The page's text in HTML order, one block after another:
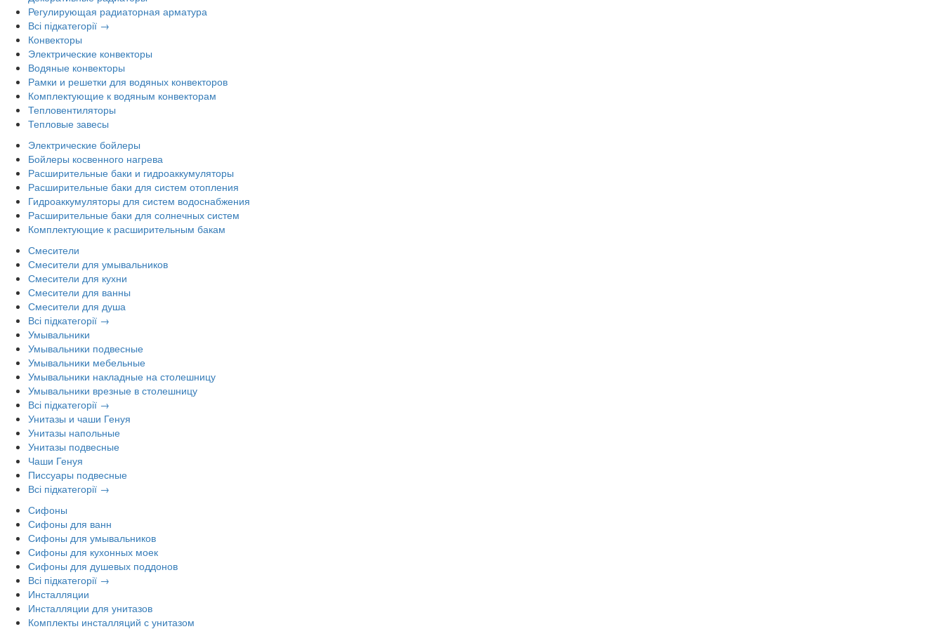
Регулирующая радиаторная арматура
Всі підкатегорії →
Конвекторы
Электрические конвекторы
Водяные конвекторы
Рамки и решетки для водяных конвекторов
Комплектующие к водяным конвекторам
Тепловентиляторы
Тепловые завесы
Электрические бойлеры
Бойлеры косвенного нагрева
Расширительные баки и гидроаккумуляторы
Расширительные баки для систем отопления
Гидроаккумуляторы для систем водоснабжения
Расширительные баки для солнечных систем
Комплектующие к расширительным бакам
Смесители
Смесители для умывальников
Смесители для кухни
Смесители для ванны
Смесители для душа
Всі підкатегорії →
Умывальники
Умывальники подвесные
Умывальники мебельные
Умывальники накладные на столешницу
Умывальники врезные в столешницу
Всі підкатегорії →
Унитазы и чаши Генуя
Унитазы напольные
Унитазы подвесные
Чаши Генуя
Писсуары подвесные
Всі підкатегорії →
Сифоны
Сифоны для ванн
Сифоны для умывальников
Сифоны для кухонных моек
Сифоны для душевых поддонов
Всі підкатегорії →
Инсталляции
Инсталляции для унитазов
Комплекты инсталляций с унитазом